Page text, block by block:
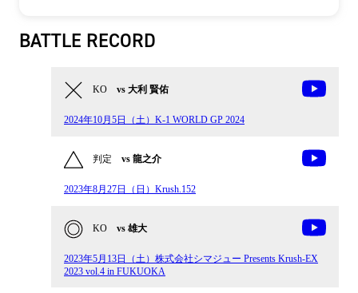
BATTLE RECORD
KO vs 大利 賢佑
2024年10月5日（土）K-1 WORLD GP 2024
判定 vs 龍之介
2023年8月27日（日）Krush.152
KO vs 雄大
2023年5月13日（土）株式会社シマジュー Presents Krush-EX
2023 vol.4 in FUKUOKA